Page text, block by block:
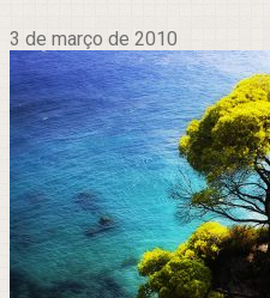
3 de março de 2010